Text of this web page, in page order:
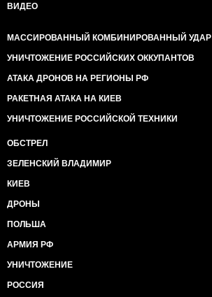
ВИДЕО
МАССИРОВАННЫЙ КОМБИНИРОВАННЫЙ УДАР
УНИЧТОЖЕНИЕ РОССИЙСКИХ ОККУПАНТОВ
АТАКА ДРОНОВ НА РЕГИОНЫ РФ
РАКЕТНАЯ АТАКА НА КИЕВ
УНИЧТОЖЕНИЕ РОССИЙСКОЙ ТЕХНИКИ
ОБСТРЕЛ
ЗЕЛЕНСКИЙ ВЛАДИМИР
КИЕВ
ДРОНЫ
ПОЛЬША
АРМИЯ РФ
УНИЧТОЖЕНИЕ
РОССИЯ